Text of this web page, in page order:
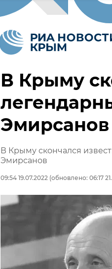
В Крыму
Эмирсанов
В Крыму скончался
Эмирсанов
09:54 19.07.2022 (обновлено: 06:17